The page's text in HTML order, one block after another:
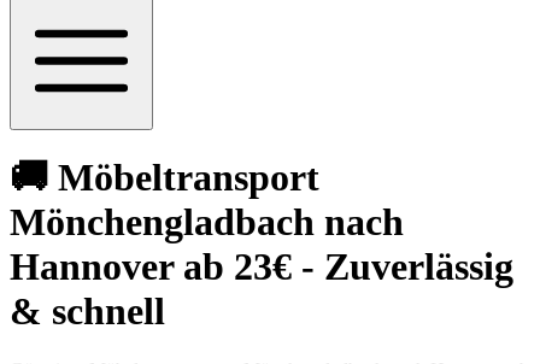
🚚 Möbeltransport
Mönchengladbach nach
Hannover ab 23€ - Zuverlässig
& schnell